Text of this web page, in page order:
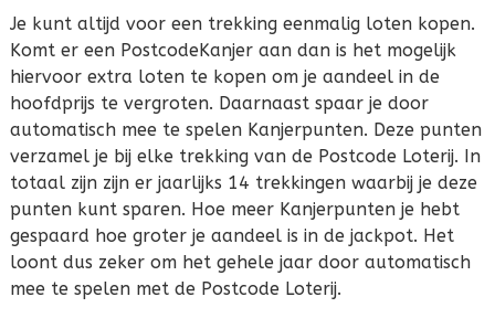
Je kunt altijd voor een trekking eenmalig loten kopen.
Komt er een PostcodeKanjer aan dan is het mogelijk
hiervoor extra loten te kopen om je aandeel in de
hoofdprijs te vergroten. Daarnaast spaar je door
automatisch mee te spelen Kanjerpunten. Deze punten
verzamel je bij elke trekking van de Postcode Loterij. In
totaal zijn zijn er jaarlijks 14 trekkingen waarbij je deze
punten kunt sparen. Hoe meer Kanjerpunten je hebt
gespaard hoe groter je aandeel is in de jackpot. Het
loont dus zeker om het gehele jaar door automatisch
mee te spelen met de Postcode Loterij.